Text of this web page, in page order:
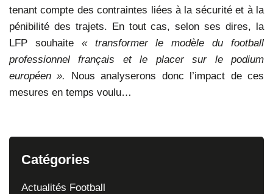
tenant compte des contraintes liées à la sécurité et à la
pénibilité des trajets. En tout cas, selon ses dires, la
LFP souhaite « transformer le modèle du football
professionnel français et le placer sur le podium
européen ». Nous analyserons donc l’impact de ces
mesures en temps voulu…
Catégories
Actualités Football